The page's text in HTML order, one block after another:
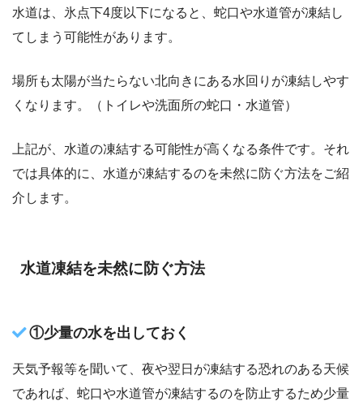
水道は、氷点下4度以下になると、蛇口や水道管が凍結し
てしまう可能性があります。
場所も太陽が当たらない北向きにある水回りが凍結しやす
くなります。（トイレや洗面所の蛇口・水道管）
上記が、水道の凍結する可能性が高くなる条件です。それ
では具体的に、水道が凍結するのを未然に防ぐ方法をご紹
介します。
水道凍結を未然に防ぐ方法
①少量の水を出しておく
天気予報等を聞いて、夜や翌日が凍結する恐れのある天候
であれば、蛇口や水道管が凍結するのを防止するため少量